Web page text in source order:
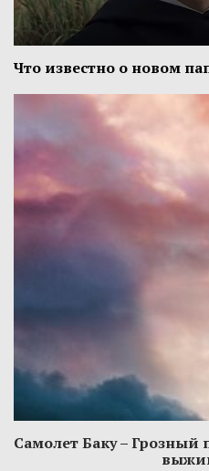
Что известно о новом
Самолет Баку – Грозный